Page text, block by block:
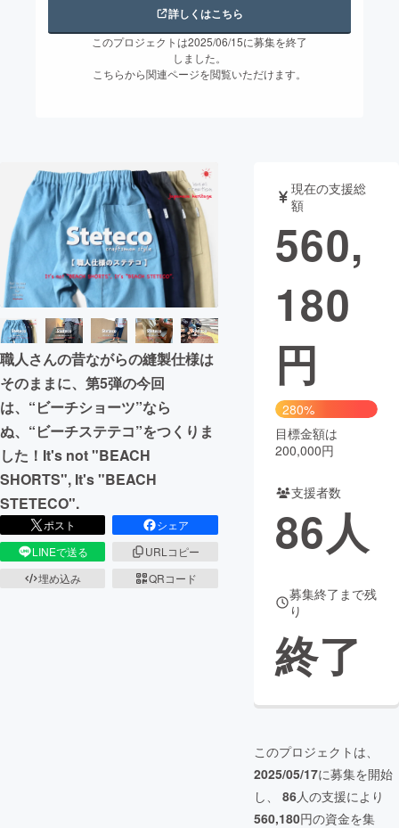
まちづくり・地域活性化
CAMPFIRE for Social GoodCAMPFIRE Creation
詳しくはこちら
このプロジェクトは2025/06/15に募集を終了
しました。
こちらから関連ページを閲覧いただけます。
職人さんの昔ながらの縫製仕様は
そのままに、第5弾の今回
は、“ビーチショーツ”なら
ぬ、“ビーチステテコ”をつくりま
した！It's not "BEACH
SHORTS", It's "BEACH
STETECO".
ポスト
シェア
LINEで送る
URLコピー
埋め込み
QRコード
現在の支援総
額
560,
180
円
280%
目標金額は
200,000円
支援者数
86人
募集終了まで残
り
終了
このプロジェクトは、
2025/05/17に募集を開始
し、 86人の支援により
560,180円の資金を集